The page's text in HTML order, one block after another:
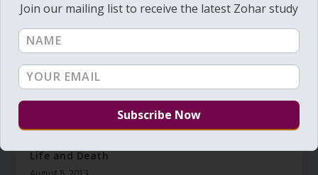
Life and Death
Join our mailing list to receive the latest Zohar study